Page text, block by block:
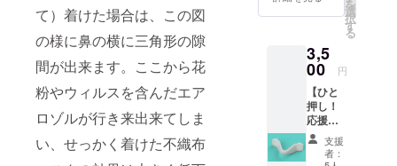
て）着けた場合は、この図
の様に鼻の横に三角形の隙
間が出来ます。ここから花
粉やウィルスを含んだエア
ロゾルが行き来出来てしま
い、せっかく着けた不織布
作、部品加
のサービス
に取組んで
います。私
は「仕様の
決まってい
るモノを
ント造
形品
御礼
メール
デザ
インは
成型品
と同じ
で３Dプ
リント
を
選
択
す
る
3,5
00 円
【ひと
押し！
応援
コース
（３Dプ
リント
支援
者：